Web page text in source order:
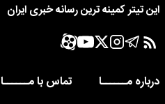
این تیتر کمینه ترین رسانه خبری ایران
درباره مــــــا
تماس با مــــــا